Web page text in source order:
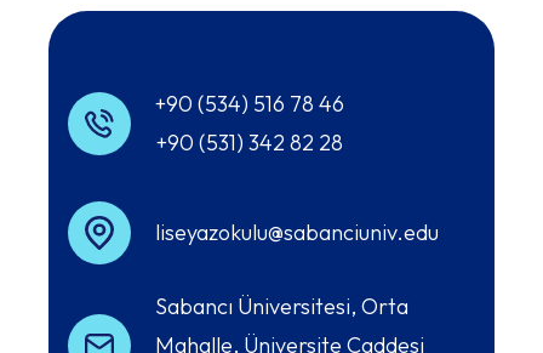
+90 (534) 516 78 46
+90 (531) 342 82 28
liseyazokulu@sabanciuniv.edu
Sabancı Üniversitesi, Orta
Mahalle, Üniversite Caddesi